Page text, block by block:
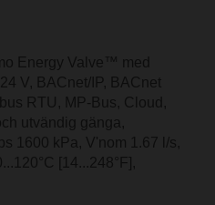
Energy Valve™ med
V, BACnet/IP, BACnet
RTU, MP-Bus, Cloud,
utvändig gänga,
1600 kPa, V'nom 1.67 l/s,
[14...248°F],